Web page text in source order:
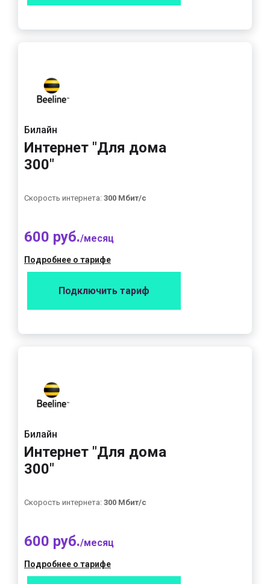
Билайн
Интернет "Для дома
300"
Скорость интернета: 300 Мбит/с
600 руб./месяц
Подробнее о тарифе
Подключить тариф
Билайн
Интернет "Для дома
300"
Скорость интернета: 300 Мбит/с
600 руб./месяц
Подробнее о тарифе